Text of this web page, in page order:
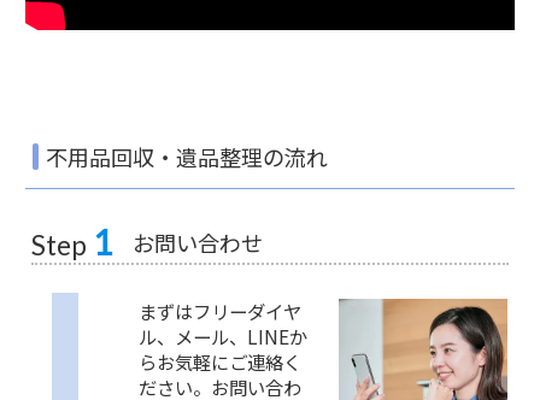
不用品回収・遺品整理の流れ
Step 1 お問い合わせ
まずはフリーダイヤ
ル、メール、LINEか
らお気軽にご連絡く
ださい。お問い合わ